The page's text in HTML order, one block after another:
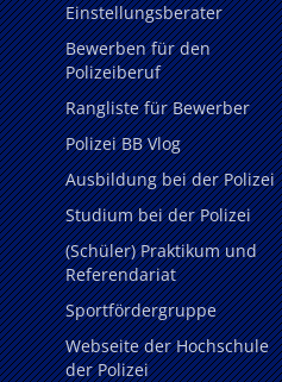
Einstellungsberater
Bewerben für den
Polizeiberuf
Rangliste für Bewerber
Polizei BB Vlog
Ausbildung bei der Polizei
Studium bei der Polizei
(Schüler) Praktikum und
Referendariat
Sportfördergruppe
Webseite der Hochschule
der Polizei